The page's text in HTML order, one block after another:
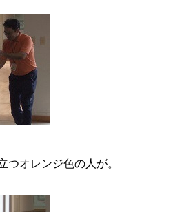
つオレンジ色の人が。